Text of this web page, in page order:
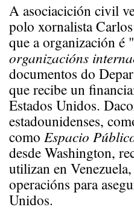
A asociacición civil
polo xornalista
que a organización é "
organizacións
documentos do
que recibe un
Estados Unidos.
estadounidenses,
como Espacio
desde Washington,
utilizan en
operacións para
Unidos.